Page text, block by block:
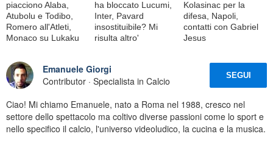
piacciono Alaba,
Atubolu e Todibo,
Romero all'Atleti,
Monaco su Lukaku
ha bloccato Lucumi,
Inter, Pavard
insostituibile? Mi
risulta altro'
Kolasinac per la
difesa, Napoli,
contatti con Gabriel
Jesus
Emanuele Giorgi
Contributor · Specialista in Calcio
SEGUI
Ciao! Mi chiamo Emanuele, nato a Roma nel 1988, cresco nel
settore dello spettacolo ma coltivo diverse passioni come lo sport e
nello specifico il calcio, l'universo videoludico, la cucina e la musica.